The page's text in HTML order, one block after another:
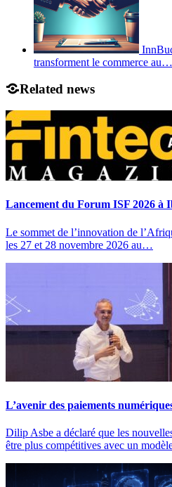
transforment le commerce au…
Related news
Lancement du Forum ISF 2026 à
Le sommet de l’innovation de
les 27 et 28 novembre 2026 au…
L’avenir des paiements
Dilip Asbe a déclaré que les
être plus compétitives avec un